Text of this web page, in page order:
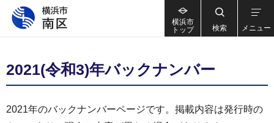
横浜市
トップ
検索 メニュー
2021(令和3)年バックナンバー
2021年のバックナンバーページです。掲載内容は発行時の